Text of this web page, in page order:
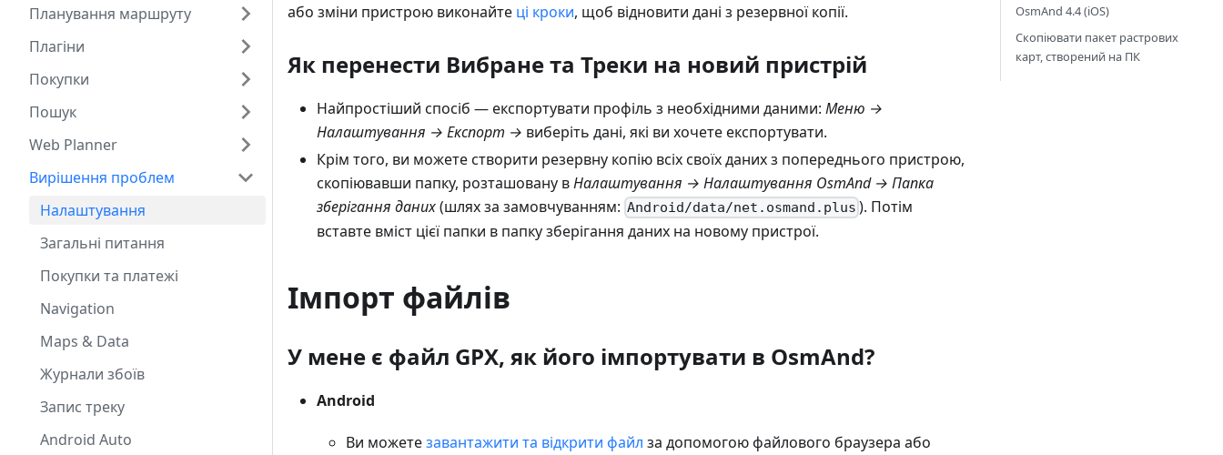
Планування маршруту
Плагіни
Покупки
Пошук
Web Planner
Вирішення проблем
Налаштування
Загальні питання
Покупки та платежі
Navigation
Maps & Data
Журнали збоїв
Запис треку
Android Auto
або зміни пристрою виконайте ці кроки, щоб відновити дані з резервної копії.
Як перенести Вибране та Треки на новий пристрій
Найпростіший спосіб — експортувати профіль з необхідними даними: Меню →
Налаштування → Експорт → виберіть дані, які ви хочете експортувати.
Крім того, ви можете створити резервну копію всіх своїх даних з попереднього пристрою,
скопіювавши папку, розташовану вНалаштування → Налаштування OsmAnd → Папка
зберігання даних(шлях за замовчуванням: Android/data/net.osmand.plus ). Потім
вставте вміст цієї папки в папку зберігання даних на новому пристрої.
Імпорт файлів
У мене є файл GPX, як його імпортувати в OsmAnd?
Android
Ви можетезавантажити та відкрити файл за допомогою файлового браузера або
OsmAnd 4.4 (iOS)
Скопіювати пакет растрових
карт, створений на ПК